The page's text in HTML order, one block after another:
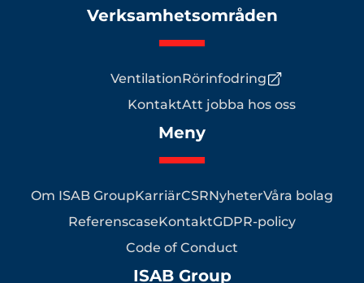
Verksamhetsområden
VentilationRörinfodring
KontaktAtt jobba hos oss
Meny
Om ISAB GroupKarriärCSRNyheterVåra bolag
ReferenscaseKontaktGDPR-policy
Code of Conduct
ISAB Group